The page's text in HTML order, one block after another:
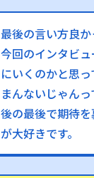
最後の言い方良か
今回のインタビ
にいくのかと思
まんないじゃん
後の最後で期待
が大好きです。